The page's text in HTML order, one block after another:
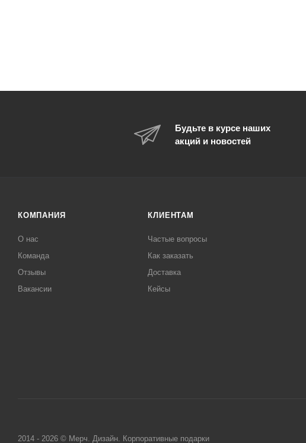
Будьте в курсе наших
акций и новостей
КОМПАНИЯ
О нас
Команда
Отзывы
Вакансии
КЛИЕНТАМ
Частые вопросы
Как заказать
Доставка
Кейсы
2014 - 2026 © Мерч. Дизайн. Корпоративные подарки